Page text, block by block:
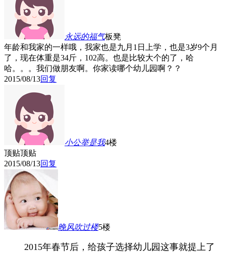
永远的福气板凳
年龄和我家的一样哦，我家也是九月1日上学，也是3岁9个月
了，现在体重是34斤，102高。也是比较大个的了，哈
哈。。。我们做朋友啊。你家读哪个幼儿园啊？？
2015/08/13回复
小公举是我4楼
顶贴顶贴
2015/08/13回复
晚风吹过楼5楼
2015年春节后，给孩子选择幼儿园这事就提上了